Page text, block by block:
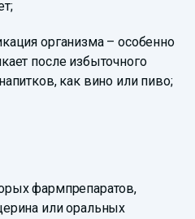
организма – особенно
после избыточного
как вино или пиво;
фармпрепаратов,
или оральных